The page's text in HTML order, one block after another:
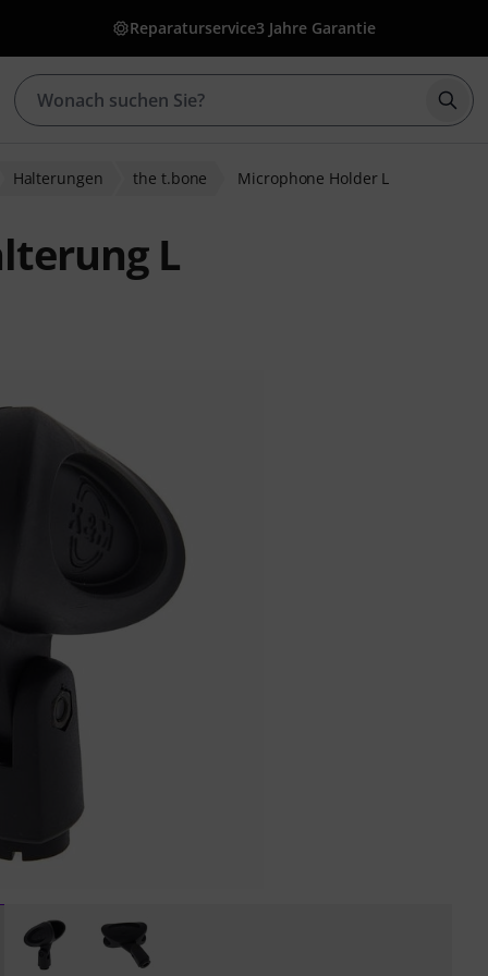
Reparaturservice3 Jahre Garantie
Halterungen the t.bone Microphone Holder L
L